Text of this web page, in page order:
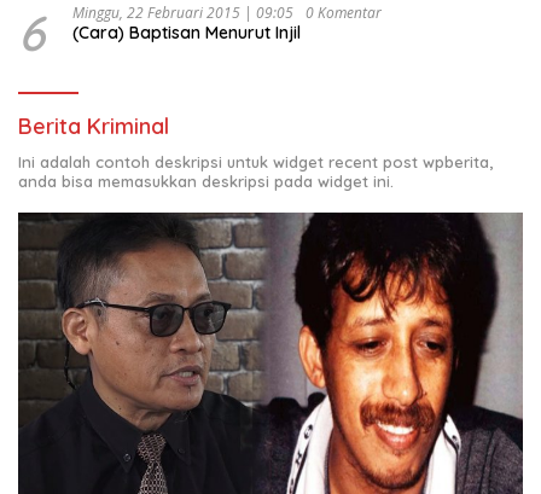
6 Minggu, 22 Februari 2015 | 09:05 0 Komentar
(Cara) Baptisan Menurut Injil
Berita Kriminal
Ini adalah contoh deskripsi untuk widget recent post wpberita,
anda bisa memasukkan deskripsi pada widget ini.